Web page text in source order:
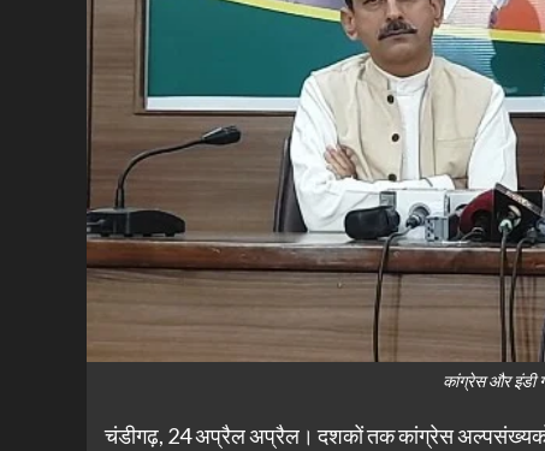
कांग्रेस और इंडी
चंडीगढ़, 24 अप्रैल अप्रैल। दशकों तक कांग्रेस अल्पसंख्यकों